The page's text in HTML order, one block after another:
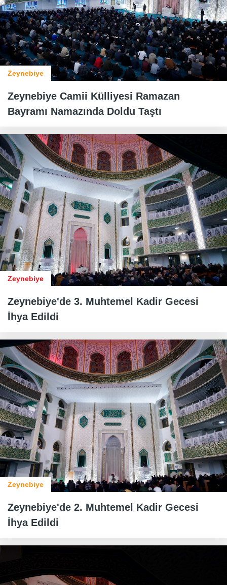
Zeynebiye
Zeynebiye Camii Külliyesi Ramazan
Bayramı Namazında Doldu Taştı
Zeynebiye
Zeynebiye'de 3. Muhtemel Kadir Gecesi
İhya Edildi
Zeynebiye
Zeynebiye'de 2. Muhtemel Kadir Gecesi
İhya Edildi